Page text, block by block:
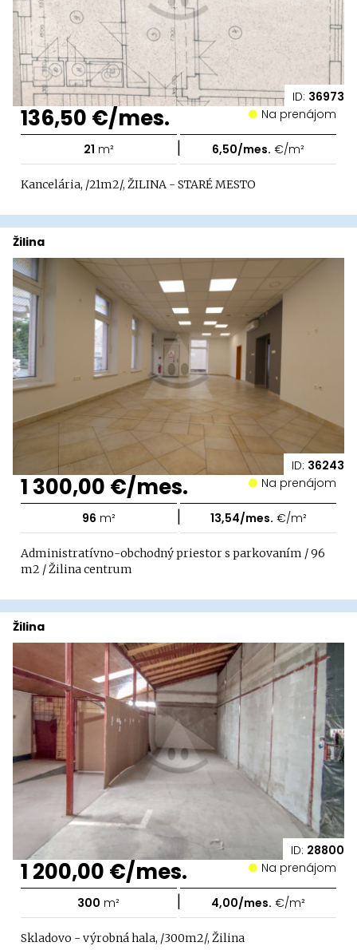
ID: 36973
136,50 €/mes. Na prenájom
21 m² | 6,50/mes. €/m²
Kancelária, /21m2/, ŽILINA - STARÉ MESTO
ID: 36243
Žilina
1 300,00 €/mes. Na prenájom
96 m² | 13,54/mes. €/m²
Administratívno-obchodný priestor s parkovaním / 96
m2 / Žilina centrum
ID: 28800
Žilina
1 200,00 €/mes. Na prenájom
300 m² | 4,00/mes. €/m²
Skladovo - výrobná hala, /300m2/, Žilina